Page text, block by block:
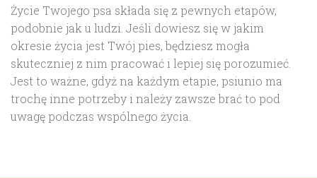
Życie Twojego psa składa się z pewnych etapów,
podobnie jak u ludzi. Jeśli dowiesz się w jakim
okresie życia jest Twój pies, będziesz mogła
skuteczniej z nim pracować i lepiej się porozumieć.
Jest to ważne, gdyż na każdym etapie, psiunio ma
trochę inne potrzeby i należy zawsze brać to pod
uwagę podczas wspólnego życia.